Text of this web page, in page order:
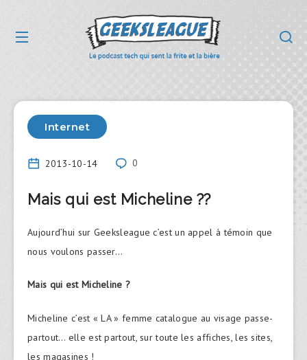
Internet
2013-10-14 0
Mais qui est Micheline ??
Aujourd’hui sur Geeksleague c’est un appel à témoin que
nous voulons passer…
Mais qui est Micheline ?
Micheline c’est « LA » femme catalogue au visage passe-
partout… elle est partout, sur toute les affiches, les sites,
les magasines !